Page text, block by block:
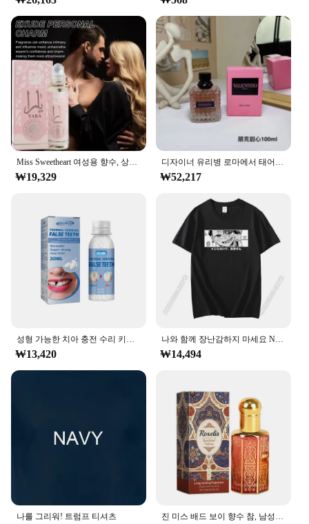
Miss Sweetheart 여성용 향수, 상큼하고 우아한 향수, 가벼운 꽃 노트, 오리지널 데일리 데이트, 50ml
₩19,329
디자이너 유리병 로마에서 태어난 강렬한 도나 코랄 판타지 A 클래식 옐로우 드림 맨 미스 도나 데이 로즈, 100ml
₩52,217
성형 가능한 치아 충전 수리 키트, 누락 및 파손 교체, 가짜 치아 수리 키트, DIY 의치 수리 구슬
₩13,420
나와 함께 장난감하지 마세요 Nagatoro Nagatoro Tshirt 새로운 도착 그래픽 남자 재미 있은 남자 의류 코튼 하라주쿠 T 셔츠
₩14,494
나를 그리워! 트럼프 티셔츠 진 미스 배드 보이 향수 참, 남성용 데오도란트 향수, 우드 톤, 샌달우드, 시트러스, 기타 식물 추출물, 바디 스프레이, 100ml